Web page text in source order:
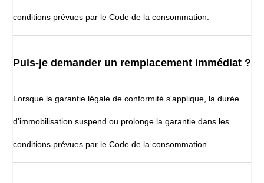
conditions prévues par le Code de la consommation.
Puis-je demander un remplacement immédiat ?
Lorsque la garantie légale de conformité s'applique, la durée
d'immobilisation suspend ou prolonge la garantie dans les
conditions prévues par le Code de la consommation.